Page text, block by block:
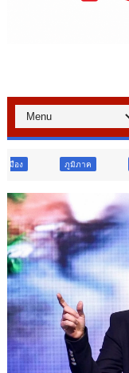
วิจัย นวัตกรรม